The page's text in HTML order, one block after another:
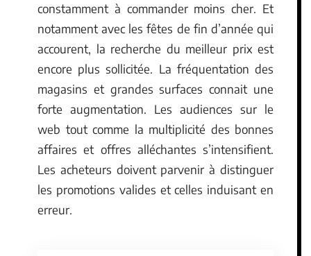
constamment à commander moins cher. Et
notamment avec les fêtes de fin d’année qui
accourent, la recherche du meilleur prix est
encore plus sollicitée. La fréquentation des
magasins et grandes surfaces connait une
forte augmentation. Les audiences sur le
web tout comme la multiplicité des bonnes
affaires et offres alléchantes s’intensifient.
Les acheteurs doivent parvenir à distinguer
les promotions valides et celles induisant en
erreur.